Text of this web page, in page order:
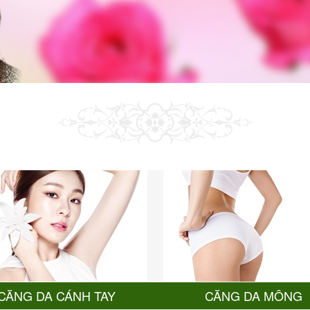
DA CÁNH TAY CĂNG DA MÔNG